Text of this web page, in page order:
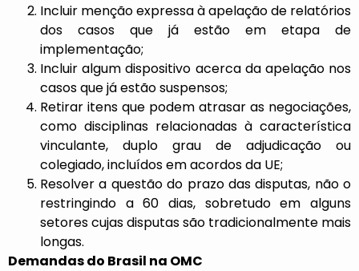
Incluir menção expressa à apelação de relatórios
dos casos que já estão em etapa de
implementação;
Incluir algum dispositivo acerca da apelação nos
casos que já estão suspensos;
Retirar itens que podem atrasar as negociações,
como disciplinas relacionadas à característica
vinculante, duplo grau de adjudicação ou
colegiado, incluídos em acordos da UE;
Resolver a questão do prazo das disputas, não o
restringindo a 60 dias, sobretudo em alguns
setores cujas disputas são tradicionalmente mais
longas.
Demandas do Brasil na OMC